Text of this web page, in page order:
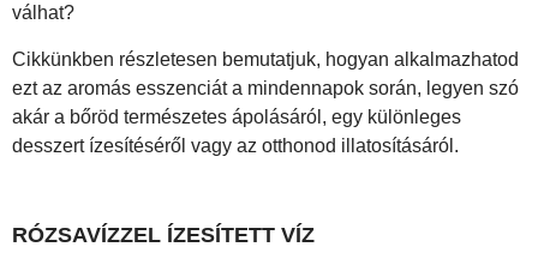
válhat?
Cikkünkben részletesen bemutatjuk, hogyan alkalmazhatod
ezt az aromás esszenciát a mindennapok során, legyen szó
akár a bőröd természetes ápolásáról, egy különleges
desszert ízesítéséről vagy az otthonod illatosításáról.
RÓZSAVÍZZEL ÍZESÍTETT VÍZ